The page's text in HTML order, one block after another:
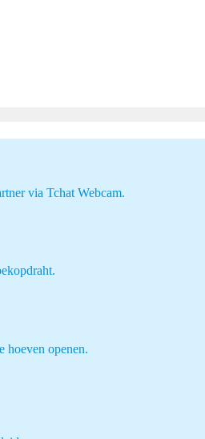
via Tchat Webcam.
hoeven openen.